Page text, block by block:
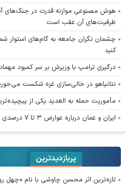
هوش مصنوعی موازنه قدرت در جنگ‌های
ظرفیت‌های آن عقب است
چشمان نگران جامعه به گام‌های استوار
کنید
درگیری ترامپ با وزیرش بر سر کمبود
نتانیاهو در خالی‌سازی غزه شکست
مأموریت حمله به العدید یکی از
ایران و عمان درباره عوارض ۳ تا ۷ درصدی تردد در هرمز گفت‌وگو می‌کنند
پربازدیدترین